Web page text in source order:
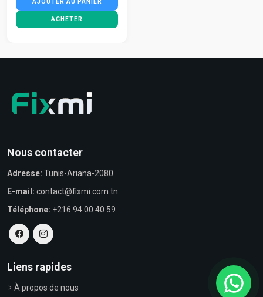
AJOUTER AU PANIER
ACHETER
Nous contacter
Adresse: Tunis-Ariana-2080
E-mail: contact@fixmi.com.tn
Téléphone: +216 94 00 40 59
Liens rapides
À propos de nous